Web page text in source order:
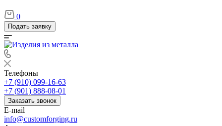
0
Подать заявку
Телефоны
+7 (910) 099-16-63
+7 (901) 888-08-01
Заказать звонок
E-mail
info@customforging.ru